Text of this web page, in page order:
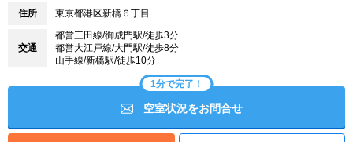
住所 東京都港区新橋６丁目
交通
都営三田線/御成門駅/徒歩3分
都営大江戸線/大門駅/徒歩8分
山手線/新橋駅/徒歩10分
1分で完了！
空室状況をお問合せ